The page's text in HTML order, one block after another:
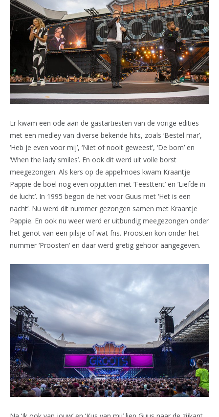
Er kwam een ode aan de gastartiesten van de vorige edities
met een medley van diverse bekende hits, zoals ‘Bestel mar’,
‘Heb je even voor mij’, ‘Niet of nooit geweest’, ‘De bom’ en
‘When the lady smiles’. En ook dit werd uit volle borst
meegezongen. Als kers op de appelmoes kwam Kraantje
Pappie de boel nog even opjutten met ‘Feesttent’ en ‘Liefde in
de lucht’. In 1995 begon de het voor Guus met ‘Het is een
nacht’. Nu werd dit nummer gezongen samen met Kraantje
Pappie. En ook nu weer werd er uitbundig meegezongen onder
het genot van een pilsje of wat fris. Proosten kon onder het
nummer ‘Proosten‘ en daar werd gretig gehoor aangegeven.